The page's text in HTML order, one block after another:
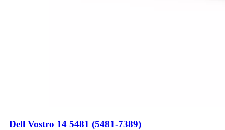
Dell Vostro 14 5481 (5481-7389)